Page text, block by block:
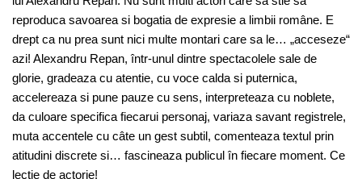
reproduca savoarea si bogatia de expresie a limbii române. E
drept ca nu prea sunt nici multe montari care sa le… „acceseze“
azi! Alexandru Repan, într-unul dintre spectacolele sale de
glorie, gradeaza cu atentie, cu voce calda si puternica,
accelereaza si pune pauze cu sens, interpreteaza cu noblete,
da culoare specifica fiecarui personaj, variaza savant registrele,
muta accentele cu câte un gest subtil, comenteaza textul prin
atitudini discrete si… fascineaza publicul în fiecare moment. Ce
lectie de actorie!